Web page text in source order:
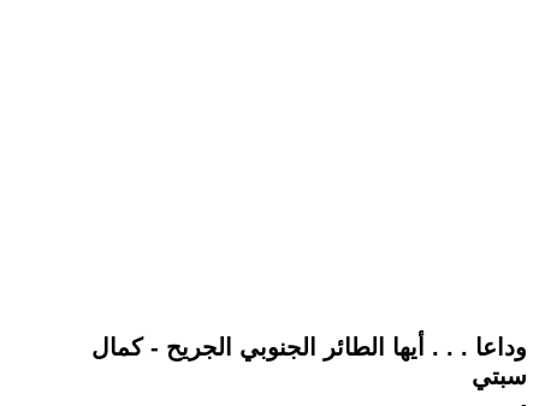
وداعا . . . أيها الطائر الجنوبي الجريح - كمال
سبتي